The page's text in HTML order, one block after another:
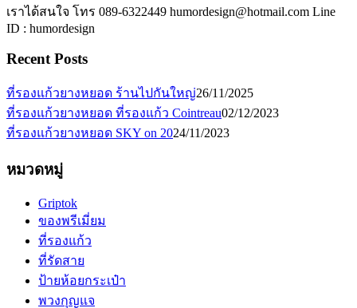
เราได้สนใจ โทร 089-6322449 humordesign@hotmail.com Line
ID : humordesign
Recent Posts
ที่รองแก้วยางหยอด ร้านไปกันใหญ่26/11/2025
ที่รองแก้วยางหยอด ที่รองแก้ว Cointreau02/12/2023
ที่รองแก้วยางหยอด SKY on 2024/11/2023
หมวดหมู่
Griptok
ของพรีเมี่ยม
ที่รองแก้ว
ที่รัดสาย
ป้ายห้อยกระเป๋า
พวงกุญแจ